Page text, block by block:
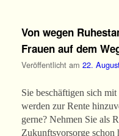
Von wegen
Frauen auf dem
Veröffentlicht am 22.
Sie beschäftigen sich
werden zur Rente
gerne? Nehmen Sie als
Zukunftsvorsorge schon